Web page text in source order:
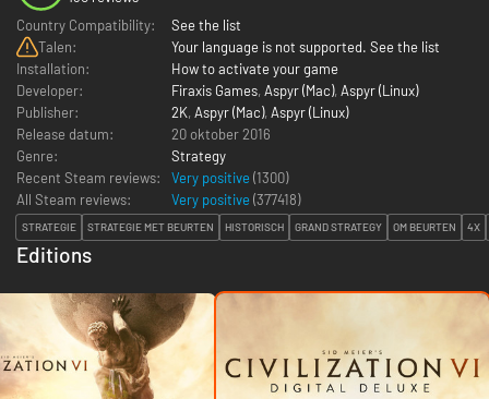
Country Compatibility:
See the list
Talen:
Your language is not supported. See the list
Installation:
How to activate your game
Developer:
Firaxis Games, Aspyr (Mac), Aspyr (Linux)
Publisher:
2K, Aspyr (Mac), Aspyr (Linux)
Release datum:
20 oktober 2016
Genre:
Strategy
Recent Steam reviews:
Very positive (1300)
All Steam reviews:
Very positive (377418)
STRATEGIE STRATEGIE MET BEURTEN HISTORISCH GRAND STRATEGY OM BEURTEN 4X
Editions